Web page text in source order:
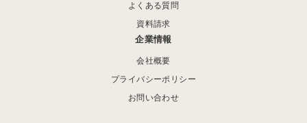
よくある質問
資料請求
企業情報
会社概要
プライバシーポリシー
お問い合わせ